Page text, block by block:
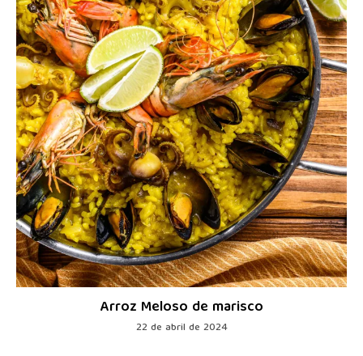
Arroz Meloso de marisco
22 de abril de 2024